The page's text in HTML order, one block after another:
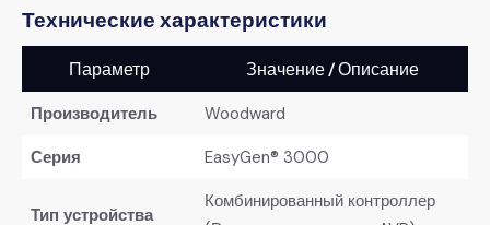
​Технические характеристики​
Параметр Значение / Описание
​Производитель​
Woodward
​Серия​
EasyGen® 3000
​Тип устройства​
Комбинированный контроллер